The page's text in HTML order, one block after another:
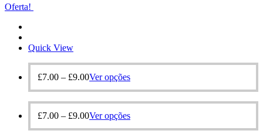
Oferta!
Quick View
£7.00 – £9.00Ver opções
£7.00 – £9.00Ver opções